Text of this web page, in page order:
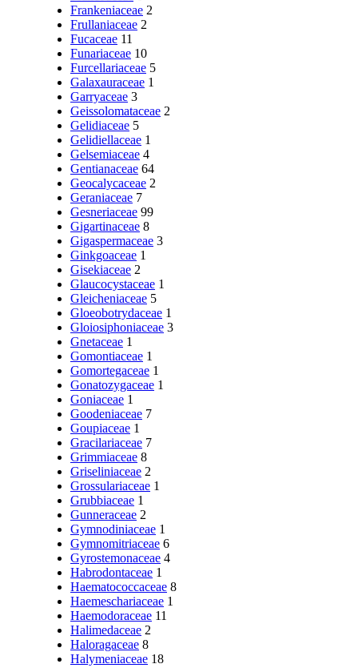
Frankeniaceae 2
Frullaniaceae 2
Fucaceae 11
Funariaceae 10
Furcellariaceae 5
Galaxauraceae 1
Garryaceae 3
Geissolomataceae 2
Gelidiaceae 5
Gelidiellaceae 1
Gelsemiaceae 4
Gentianaceae 64
Geocalycaceae 2
Geraniaceae 7
Gesneriaceae 99
Gigartinaceae 8
Gigaspermaceae 3
Ginkgoaceae 1
Gisekiaceae 2
Glaucocystaceae 1
Gleicheniaceae 5
Gloeobotrydaceae 1
Gloiosiphoniaceae 3
Gnetaceae 1
Gomontiaceae 1
Gomortegaceae 1
Gonatozygaceae 1
Goniaceae 1
Goodeniaceae 7
Goupiaceae 1
Gracilariaceae 7
Grimmiaceae 8
Griseliniaceae 2
Grossulariaceae 1
Grubbiaceae 1
Gunneraceae 2
Gymnodiniaceae 1
Gymnomitriaceae 6
Gyrostemonaceae 4
Habrodontaceae 1
Haematococcaceae 8
Haemeschariaceae 1
Haemodoraceae 11
Halimedaceae 2
Haloragaceae 8
Halymeniaceae 18